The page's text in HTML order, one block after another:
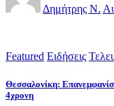
Δημήτρης Ν.
Featured Ειδήσεις
Θεσσαλονίκη:
4χρονη